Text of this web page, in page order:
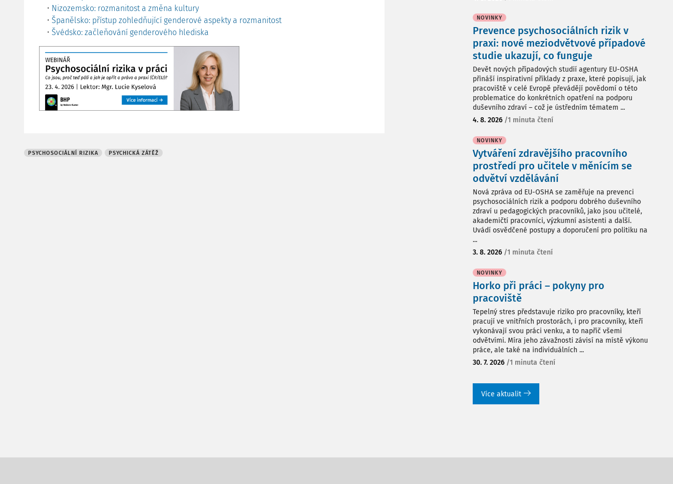
Nizozemsko: rozmanitost a změna kultury
Španělsko: přístup zohledňující genderové aspekty a rozmanitost
Švédsko: začleňování genderového hlediska
PSYCHOSOCIÁLNÍ RIZIKA PSYCHICKÁ ZÁTĚŽ
NOVINKY
Prevence psychosociálních rizik v
praxi: nové meziodvětvové případové
studie ukazují, co funguje
Devět nových případových studií agentury EU-OSHA
přináší inspirativní příklady z praxe, které popisují, jak
pracoviště v celé Evropě převádějí povědomí o této
problematice do konkrétních opatření na podporu
duševního zdraví – což je ústředním tématem ...
4. 8. 2026 /1 minuta čtení
NOVINKY
Vytváření zdravějšího pracovního
prostředí pro učitele v měnícím se
odvětví vzdělávání
Nová zpráva od EU-OSHA se zaměřuje na prevenci
psychosociálních rizik a podporu dobrého duševního
zdraví u pedagogických pracovníků, jako jsou učitelé,
akademičtí pracovníci, výzkumní asistenti a další.
Uvádí osvědčené postupy a doporučení pro politiku na
...
3. 8. 2026 /1 minuta čtení
NOVINKY
Horko při práci – pokyny pro
pracoviště
Tepelný stres představuje riziko pro pracovníky, kteří
pracují ve vnitřních prostorách, i pro pracovníky, kteří
vykonávají svou práci venku, a to napříč všemi
odvětvími. Míra jeho závažnosti závisí na místě výkonu
práce, ale také na individuálních ...
30. 7. 2026 /1 minuta čtení
Více aktualit